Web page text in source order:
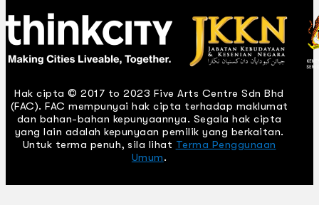
Hak cipta © 2017 to 2023 Five Arts Centre Sdn Bhd
(FAC). FAC mempunyai hak cipta terhadap maklumat
dan bahan-bahan kepunyaannya. Segala hak cipta
yang lain adalah kepunyaan pemilik yang berkaitan.
Untuk terma penuh, sila lihat Terma Penggunaan
Umum.